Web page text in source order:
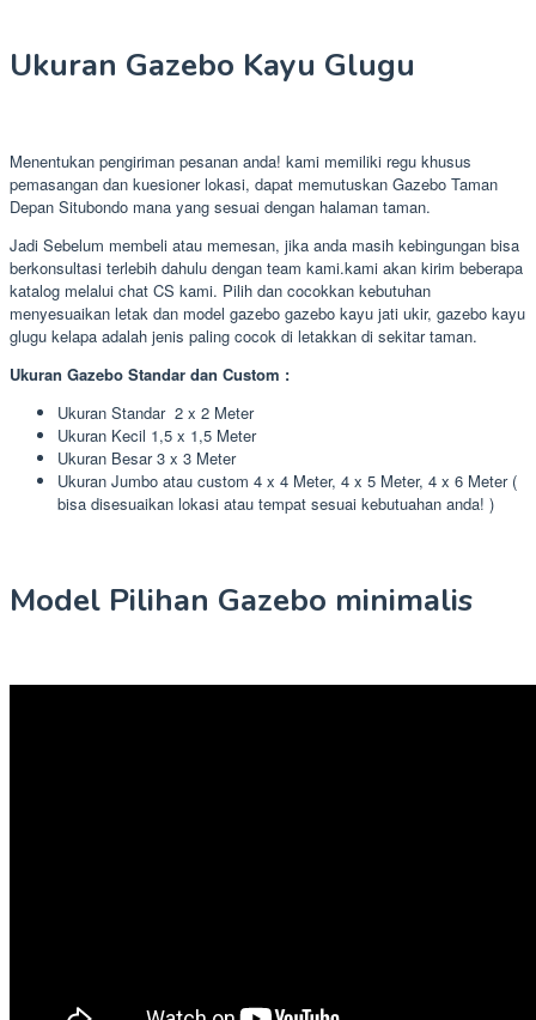
Ukuran Gazebo Kayu Glugu
Menentukan pengiriman pesanan anda! kami memiliki regu khusus
pemasangan dan kuesioner lokasi, dapat memutuskan Gazebo Taman
Depan Situbondo mana yang sesuai dengan halaman taman.
Jadi Sebelum membeli atau memesan, jika anda masih kebingungan bisa
berkonsultasi terlebih dahulu dengan team kami.kami akan kirim beberapa
katalog melalui chat CS kami. Pilih dan cocokkan kebutuhan
menyesuaikan letak dan model gazebo gazebo kayu jati ukir, gazebo kayu
glugu kelapa adalah jenis paling cocok di letakkan di sekitar taman.
Ukuran Gazebo Standar dan Custom :
Ukuran Standar 2 x 2 Meter
Ukuran Kecil 1,5 x 1,5 Meter
Ukuran Besar 3 x 3 Meter
Ukuran Jumbo atau custom 4 x 4 Meter, 4 x 5 Meter, 4 x 6 Meter (
bisa disesuaikan lokasi atau tempat sesuai kebutuahan anda! )
Model Pilihan Gazebo minimalis